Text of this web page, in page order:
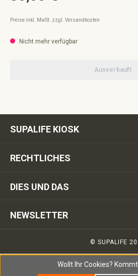
Preise inkl. MwSt. zzgl. Versandkosten
Nicht mehr verfügbar
Ausverkauft
SUPALIFE KIOSK
RECHTLICHES
DIES UND DAS
NEWSLETTER
© SUPALIFE
Wollt Ihr Cookies?